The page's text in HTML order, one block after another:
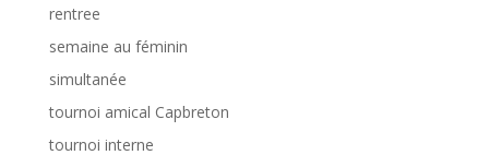
rentree
semaine au féminin
simultanée
tournoi amical Capbreton
tournoi interne